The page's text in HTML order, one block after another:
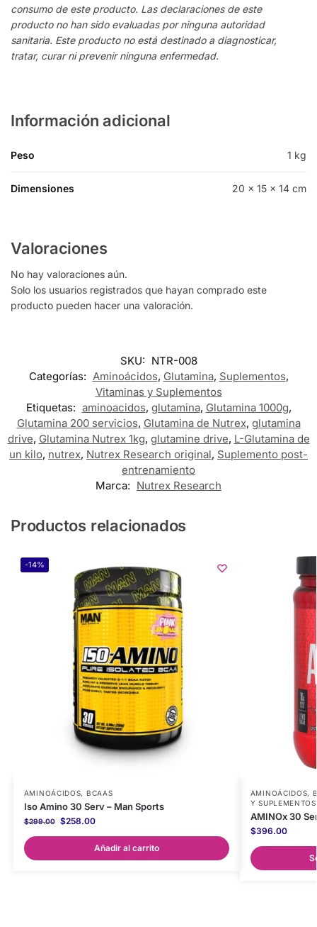
consumo de este producto. Las declaraciones de este
producto no han sido evaluadas por ninguna autoridad
sanitaria. Este producto no está destinado a diagnosticar,
tratar, curar ni prevenir ninguna enfermedad.
Información adicional
Peso 1 kg
Dimensiones 20 × 15 × 14 cm
Valoraciones
No hay valoraciones aún.
Solo los usuarios registrados que hayan comprado este
producto pueden hacer una valoración.
SKU: NTR-008
Categorías: Aminoácidos, Glutamina, Suplementos,
Vitaminas y Suplementos
Etiquetas: aminoacidos, glutamina, Glutamina 1000g,
Glutamina 200 servicios, Glutamina de Nutrex, glutamina
drive, Glutamina Nutrex 1kg, glutamine drive, L-Glutamina de
un kilo, nutrex, Nutrex Research original, Suplemento post-
entrenamiento
Marca: Nutrex Research
Productos relacionados
-14%
AMINOÁCIDOS, BCAAS
Iso Amino 30 Serv – Man Sports
$299.00 $258.00
Añadir al carrito
AMINOÁCIDOS,
Y SUPLEMENTOS
AMINOx 30
$396.00